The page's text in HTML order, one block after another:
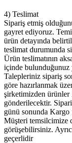
4) Teslimat
Sipariş etmiş
gayret ediyoruz.
ürün detayında
teslimat durumunda
Ürün teslimatının
içinde bulunduğunuz
Talepleriniz sipariş
göre hazırlanmak
şirketimizden
gönderilecektir.
günü sonunda Kargo
Müşteri temsilcimize
görüşebilirsiniz.
geçerlidir